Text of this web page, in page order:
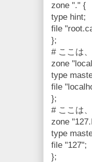
zone "." {
type hint;
file
};
# ここは
zone
type
file
};
# ここは
zone
type
file "127";
};